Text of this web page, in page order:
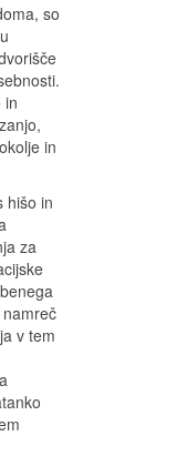
so
in
in
hišo in
za
v tem